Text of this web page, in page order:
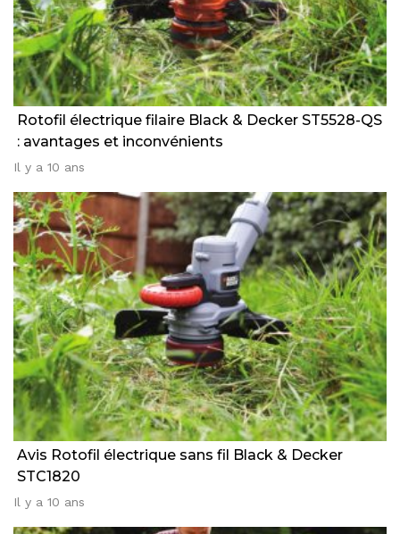
Rotofil électrique filaire Black & Decker ST5528-QS
: avantages et inconvénients
Il y a 10 ans
Avis Rotofil électrique sans fil Black & Decker
STC1820
Il y a 10 ans